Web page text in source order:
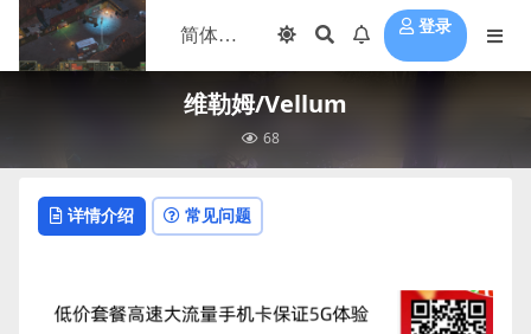
登录
维勒姆/Vellum
68
详情介绍 常见问题